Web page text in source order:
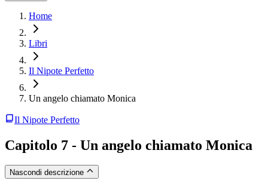
Home
Libri
Il Nipote Perfetto
Un angelo chiamato Monica
Il Nipote Perfetto
Capitolo 7 - Un angelo chiamato Monica
Nascondi descrizione